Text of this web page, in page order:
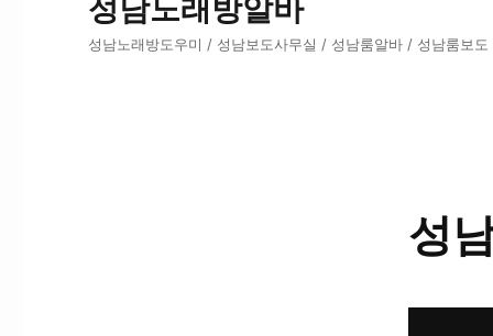
성남노래방알바
성남노래방도우미 / 성남보도사무실 / 성남룸알바 / 성남룸보도
성